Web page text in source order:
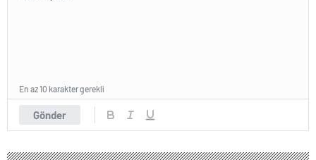
Gönder
En az 10 karakter gerekli